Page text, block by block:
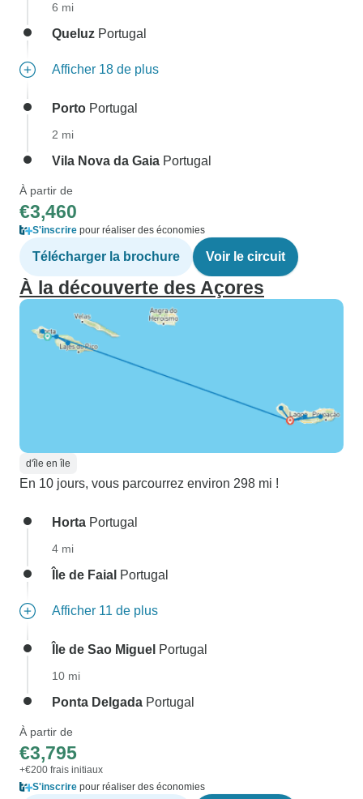
6 mi
Queluz Portugal
Afficher 18 de plus
Porto Portugal
2 mi
Vila Nova da Gaia Portugal
À partir de
€3,460
S'inscrire pour réaliser des économies
Télécharger la brochure Voir le circuit
À la découverte des Açores
d'île en île
En 10 jours, vous parcourrez environ 298 mi !
Horta Portugal
4 mi
Île de Faial Portugal
Afficher 11 de plus
Île de Sao Miguel Portugal
10 mi
Ponta Delgada Portugal
À partir de
€3,795
+€200 frais initiaux
S'inscrire pour réaliser des économies